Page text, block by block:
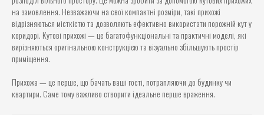
на замовлення. Незважаючи на свої компактні розміри, такі прихожі
відрізняються місткістю та дозволяють ефективно використати порожній кут у
коридорі. Кутові прихожі — це багатофункціональні та практичні моделі, які
вирізняються оригінальною конструкцією та візуально збільшують простір
приміщення.
Прихожа — це перше, що бачать ваші гості, потрапляючи до будинку чи
квартири. Саме тому важливо створити ідеальне перше враження.